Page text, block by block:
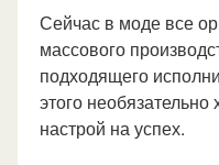
Ваза из
Сейчас в моде все
массового
подходящего
этого
настрой на успех.